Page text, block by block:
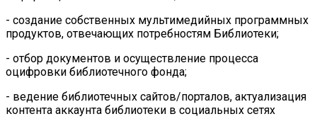
- создание собственных мультимедийных программных
продуктов, отвечающих потребностям Библиотеки;
- отбор документов и осуществление процесса
оцифровки библиотечного фонда;
- ведение библиотечных сайтов/порталов, актуализация
контента аккаунта библиотеки в социальных сетях